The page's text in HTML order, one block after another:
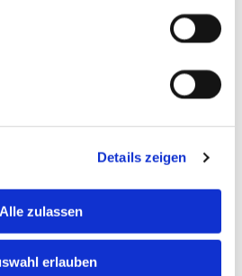
Details zeigen
Alle zulassen
erlauben